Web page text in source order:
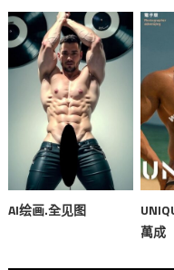
AI绘画.全见图
萬成